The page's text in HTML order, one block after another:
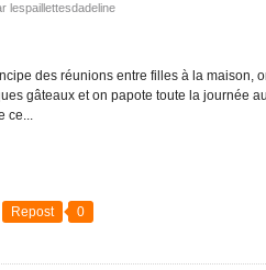
lespaillettesdadeline
des réunions entre filles à la maison,
gâteaux et on papote toute la journée
ce...
Repost 0